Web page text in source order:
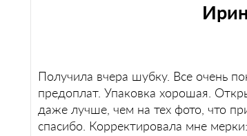
Получила вчера шубку. Все очень
предоплат. Упаковка хорошая.
даже лучше, чем на тех фото, что
спасибо. Корректировала мне